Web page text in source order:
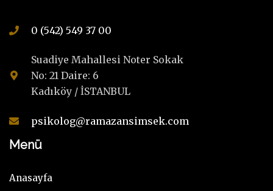
0 (542) 549 37 00
Suadiye Mahallesi Noter Sokak
No: 21 Daire: 6
Kadıköy / İSTANBUL
psikolog@ramazansimsek.com
Menü
Anasayfa